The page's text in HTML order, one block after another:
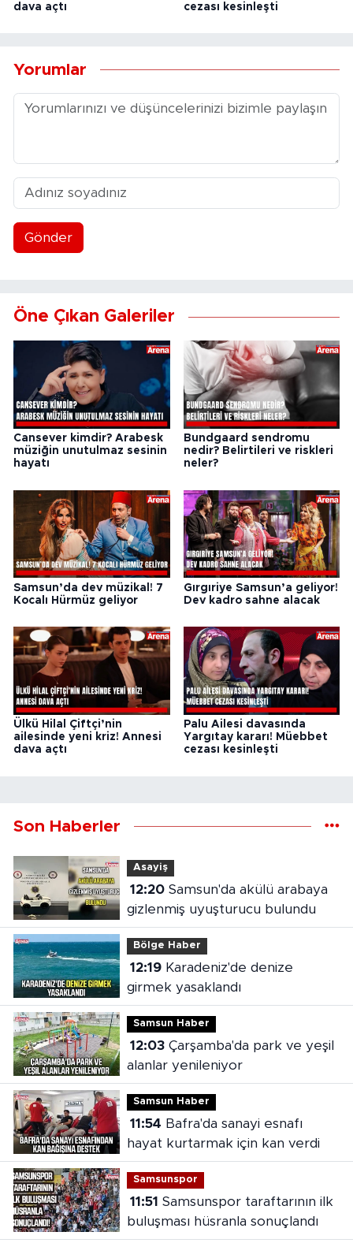
dava açtı cezası kesinleşti
Yorumlar
Gönder
Öne Çıkan Galeriler
Cansever kimdir? Arabesk
müziğin unutulmaz sesinin
hayatı
Bundgaard sendromu
nedir? Belirtileri ve riskleri
neler?
Samsun’da dev müzikal! 7
Kocalı Hürmüz geliyor
Gırgıriye Samsun’a geliyor!
Dev kadro sahne alacak
Ülkü Hilal Çiftçi’nin
ailesinde yeni kriz! Annesi
dava açtı
Palu Ailesi davasında
Yargıtay kararı! Müebbet
cezası kesinleşti
Son Haberler
Asayiş
12:20Samsun'da akülü arabaya
gizlenmiş uyuşturucu bulundu
Bölge Haber
12:19Karadeniz'de denize
girmek yasaklandı
Samsun Haber
12:03Çarşamba'da park ve yeşil
alanlar yenileniyor
Samsun Haber
11:54
hayat kurtarmak için kan verdi
Samsunspor
11:51
buluşması hüsranla sonuçlandı